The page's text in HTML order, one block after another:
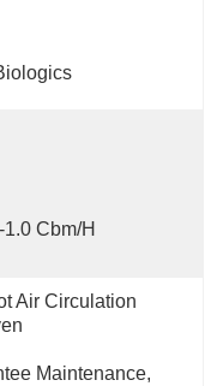
1.0 Cbm/h
Air Circulation
Maintenance,